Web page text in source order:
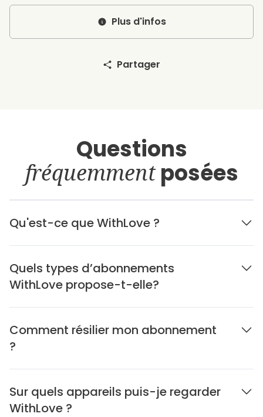
Plus d'infos
Partager
Questions
fréquemmentposées
Qu'est-ce que WithLove ?
Quels types d’abonnements
WithLove propose-t-elle?
Comment résilier mon abonnement
?
Sur quels appareils puis-je regarder
WithLove ?